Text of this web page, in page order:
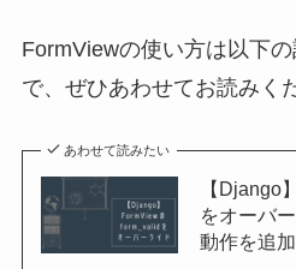
FormViewの使い方は以下
で、ぜひあわせてお読みく
あわせて読みたい
【Django
をオーバ
動作を追